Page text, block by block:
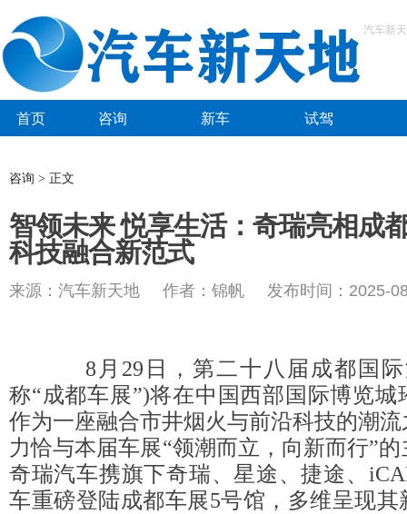
汽车新
首页 咨询 新车 试驾
咨询 > 正文
智领未来 悦享生活：奇瑞亮相成
科技融合新范式
来源：汽车新天地 作者：锦帆 发布时间：2025-
8月29日，第二十八届成都国际
称“成都车展”)将在中国西部国际博览城
作为一座融合市井烟火与前沿科技的潮
力恰与本届车展“领潮而立，向新而行”
奇瑞汽车携旗下奇瑞、星途、捷途、
车重磅登陆成都车展5号馆，多维呈现其